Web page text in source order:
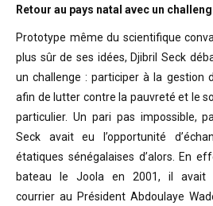
Retour au pays natal avec un
Prototype même du scientifique
plus sûr de ses idées, Djibril Seck
un challenge : participer à la gestion
afin de lutter contre la pauvreté et le
particulier. Un pari pas impossible,
Seck avait eu l’opportunité
étatiques sénégalaises d’alors. En
bateau le Joola en 2001, il avait
courrier au Président Abdoulaye